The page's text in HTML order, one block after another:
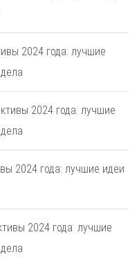
2024 года: лучшие
2024 года: лучшие
2024 года: лучшие идеи
2024 года: лучшие